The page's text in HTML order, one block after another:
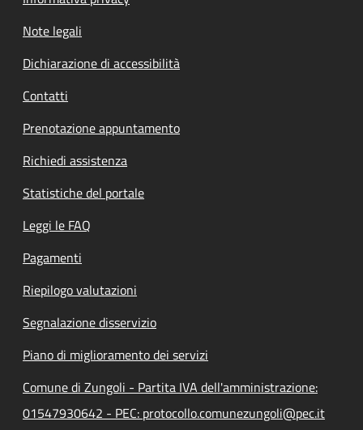
Note legali
Dichiarazione di accessibilità
Contatti
Prenotazione appuntamento
Richiedi assistenza
Statistiche del portale
Leggi le FAQ
Pagamenti
Riepilogo valutazioni
Segnalazione disservizio
Piano di miglioramento dei servizi
Comune di Zungoli - Partita IVA dell'amministrazione:
01547930642 - PEC: protocollo.comunezungoli@pec.it